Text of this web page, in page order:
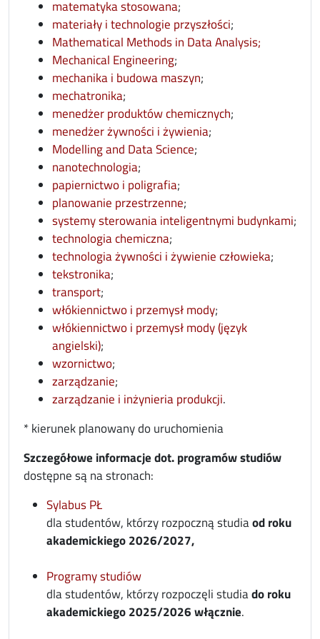
matematyka stosowanaopens in new window
;
materiały i technologie przyszłościopens in new
;
Mathematical Methods in Data Analysis;
Mechanical Engineeringopens in new window
;
mechanika i budowa maszynopens in new window
;
mechatronikaopens in new window
;
menedżer produktów chemicznych;
menedżer żywności i żywieniaopens in new window
;
Modelling and Data Scienceopens in new window
;
nanotechnologiaopens in new window
;
papiernictwo i poligrafiaopens in new window
;
planowanie przestrzenneopens in new window
;
systemy sterowania inteligentnymi budynkami;
technologia chemicznaopens in new window
;
technologia żywności i żywienie człowiekaopens in
;
tekstronikaopens in new window
;
transportopens in new window
;
włókiennictwo i przemysł modyopens in new
;
włókiennictwo i przemysł mody (język
angielski)opens in new window
;
wzornictwo;
zarządzanieopens in new window
;
zarządzanie i inżynieria produkcjiopens in new
.
* kierunek planowany do uruchomienia
Szczegółowe informacje dot. programów studiów
dostępne są na stronach:
Sylabus PŁ
dla studentów, którzy rozpoczną studiaod roku
akademickiego 2026/2027,
Programy studiów
dla studentów, którzy rozpoczęli studiado roku
akademickiego 2025/2026 włącznie.